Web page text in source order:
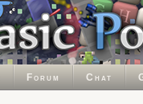
Forum Chat